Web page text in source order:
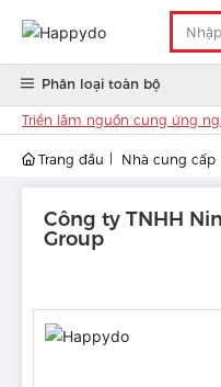
Phân loại toàn bộ
OEM Cổ phiếu
Trung Quốc
Hàng
nước
Triển lãm nguồn cung ứng
(Indonesia) 2020
Trang đầu
Nhà cung cấp
Công ty TNHH
Group